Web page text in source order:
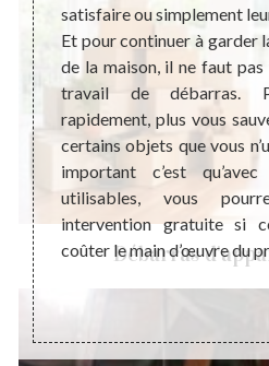
Débarras
de
une
de
de
satisfaire ou simplement
Et pour continuer à garder
de la maison, il ne faut
travail de débarras.
rapidement, plus vous
certains objets que vous
important c’est
utilisables, vous
intervention gratuite si
coûter le main d’œuvre du